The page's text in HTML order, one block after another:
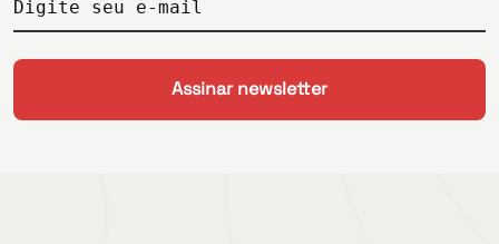
Digite seu e-mail